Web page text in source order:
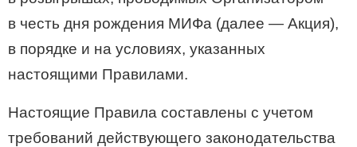
в честь дня рождения МИФа (далее — Акция),
в порядке и на условиях, указанных
настоящими Правилами.
Настоящие Правила составлены с учетом
требований действующего законодательства